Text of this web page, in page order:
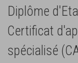
Diplôme
Certificat
spécialisé